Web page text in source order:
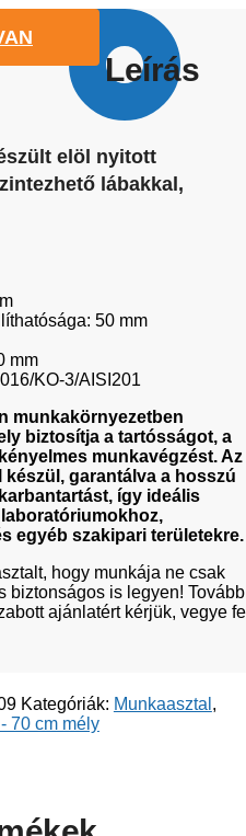
Leírás
elöl nyitott
lábakkal,
50 mm
mm
KO-3/AISI201
munkakörnyezetben
biztosítja a tartósságot, a
munkavégzést. Az
garantálva a hosszú
így ideális
egyéb szakipari területekre.
hogy munkája ne csak
biztonságos is legyen!
ajánlatért kérjük, vegye
Kategóriák: Munkaasztal ,
70 cm mély